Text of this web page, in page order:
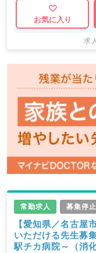
もちろんのこと、
います。 求人内容
お気に入り
求
常勤求人 募集停止
【愛知県／名古屋
いただける先生募
駅チカ病院～（消